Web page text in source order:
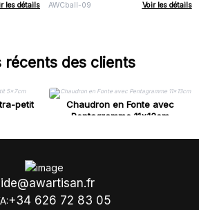
les détails AWCball-09 Voir les détails
récents des clients
petit
Chaudron en Fonte avec
Pentagramme 11x13cm
+34 626 72 83 05